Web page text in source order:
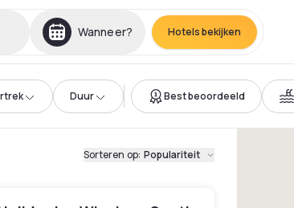
Wanneer? Hotels bekijken
Duur Best beoordeeld
Sorteren op: Populariteit